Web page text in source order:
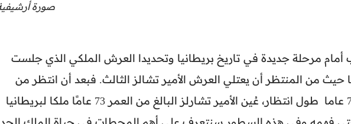
صورة
أمام مرحلة جديدة في تاريخ بريطانيا وتحديدا العرش الملكي الذي جلست
الملكة لأكثر من 70 عاما حيث من المنتظر أن يعتلي العرش الأمير تشالز الثالث. فبعد أن انتظر من
العمر حتي وصل الي سن 73 عاما طول انتظار، عُين الأمير تشارلز البالغ من العمر 73 عامًا ملكا لبريطانيا